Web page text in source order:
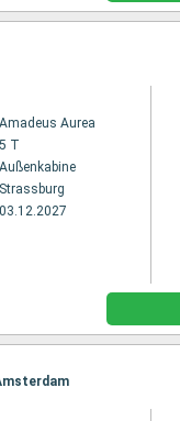
Amadeus Aurea
5 T
Außenkabine
Strassburg
03.12.2027